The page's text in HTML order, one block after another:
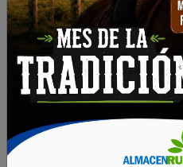
Maquinarias MOTOSIERRAS